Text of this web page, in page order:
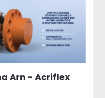
Arn - Acriflex